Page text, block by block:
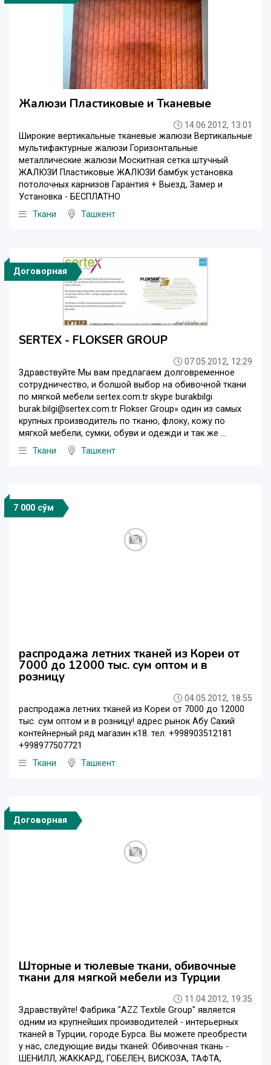
Жалюзи Пластиковые и Тканевые
14.06.2012, 13:01
Широкие вертикальные тканевые жалюзи Вертикальные
мультифактурные жалюзи Горизонтальные
металлические жалюзи Москитная сетка штучный
ЖАЛЮЗИ Пластиковые ЖАЛЮЗИ бамбук установка
потолочных карнизов Гарантия + Выезд, Замер и
Установка - БЕСПЛАТНО
Ткани
Ташкент
Договорная
SERTEX - FLOKSER GROUP
07.05.2012, 12:29
Здравствуйте Мы вам предлагаем долговременное
сотрудничество, и болшой выбор на обивочной ткани
по мягкой мебели sertex.com.tr skype burakbilgi
burak.bilgi@sertex.com.tr Flokser Group» один из самых
крупных производитель по тканю, флоку, кожу по
мягкой мебели, сумки, обуви и одежди и так же ...
Ткани
Ташкент
7 000 сўм
распродажа летних тканей из Кореи от
7000 до 12000 тыс. сум оптом и в
розницу
04.05.2012, 18:55
распродажа летних тканей из Кореи от 7000 до 12000
тыс. сум оптом и в розницу! адрес рынок Абу Сахий
контейнерный ряд магазин к18. тел. +998903512181
+998977507721
Ткани
Ташкент
Договорная
Шторные и тюлевые ткани, обивочные
ткани для мягкой мебели из Турции
11.04.2012, 19:35
Здравствуйте! Фабрика "AZZ Textile Group" является
одним из крупнейших производителей - интерьерных
тканей в Турции, городе Бурса. Вы можете преобрести
у нас, следующие виды тканей: Обивочная ткань -
ШЕНИЛЛ, ЖАККАРД, ГОБЕЛЕН, ВИСКОЗА, ТАФТА,